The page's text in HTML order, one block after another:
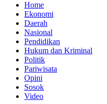
Home
Ekonomi
Daerah
Nasional
Pendidikan
Hukum dan Kriminal
Politik
Pariwisata
Opini
Sosok
Video